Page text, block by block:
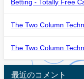
Betting - Totally Free
The Two Column
The Two Column
最近のコメント